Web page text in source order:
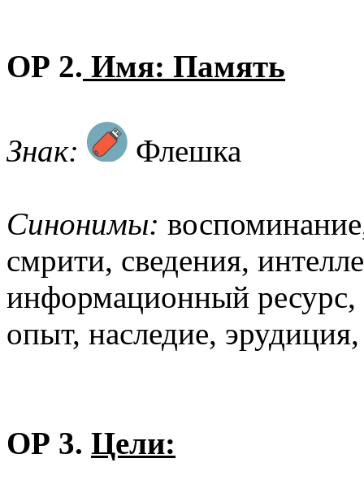
ОР 2. Имя: Память
Знак: Флешка
Синонимы:
смрити, сведения,
информационный
опыт, наследие,
ОР 3. Цели: